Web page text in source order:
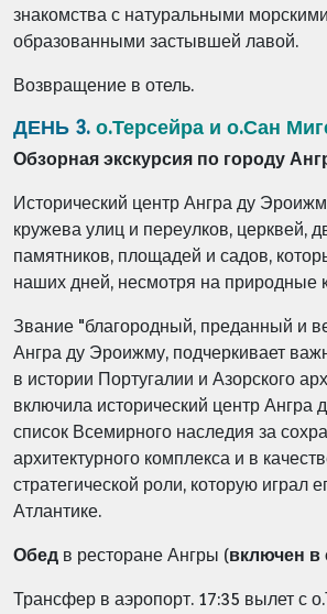
знакомства с натуральными
образованными застывшей лавой.
Возвращение в отель.
ДЕНЬ 3. о.Терсейра и о.Сан
Обзорная экскурсия по городу
Исторический центр Ангра ду
кружева улиц и переулков, церквей,
памятников, площадей и садов,
наших дней, несмотря на природные
Звание "благородный, преданный и
Ангра ду Эроижму, подчеркивает
в истории Португалии и Азорского
включила исторический центр Ангра
список Всемирного наследия за
архитектурного комплекса и в
стратегической роли, которую играл
Атлантике.
Обед в ресторане Ангры (включен в
Трансфер в аэропорт. 17:35 вылет с